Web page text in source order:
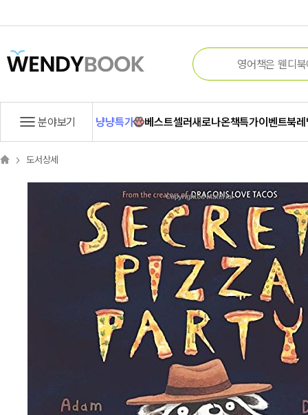
분야보기 냥냥특가 베스트셀러새로나온책특가이벤트북
도서상세